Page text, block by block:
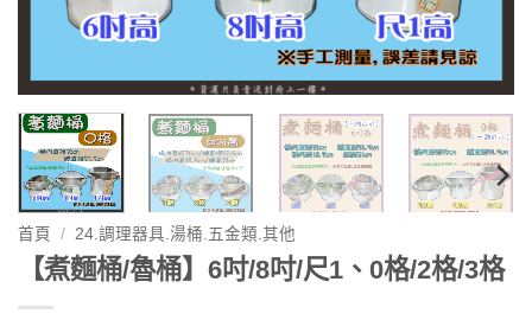
首頁 / 24.調理器具.湯桶.五金類.其他
【煮麵桶/魯桶】6吋/8吋/尺1、0格/2格/3格